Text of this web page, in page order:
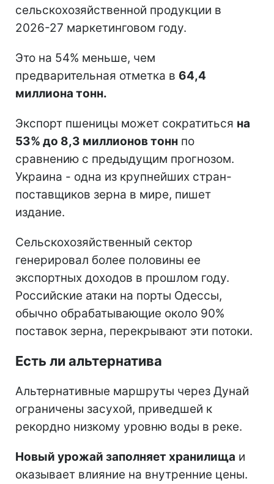
сельскохозяйственной продукции в
2026-27 маркетинговом году.
Это на 54% меньше, чем
предварительная отметка в 64,4
миллиона тонн.
Экспорт пшеницы может сократиться на
53% до 8,3 миллионов тонн по
сравнению с предыдущим прогнозом.
Украина - одна из крупнейших стран-
поставщиков зерна в мире, пишет
издание.
Сельскохозяйственный сектор
генерировал более половины ее
экспортных доходов в прошлом году.
Российские атаки на порты Одессы,
обычно обрабатывающие около 90%
поставок зерна, перекрывают эти потоки.
Есть ли альтернатива
Альтернативные маршруты через Дунай
ограничены засухой, приведшей к
рекордно низкому уровню воды в реке.
Новый урожай заполняет хранилища и
оказывает влияние на внутренние цены.